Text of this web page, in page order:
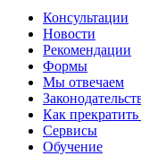
Консультации
Новости
Рекомендации
Формы
Мы отвечаем
Как
Сервисы
Обучение